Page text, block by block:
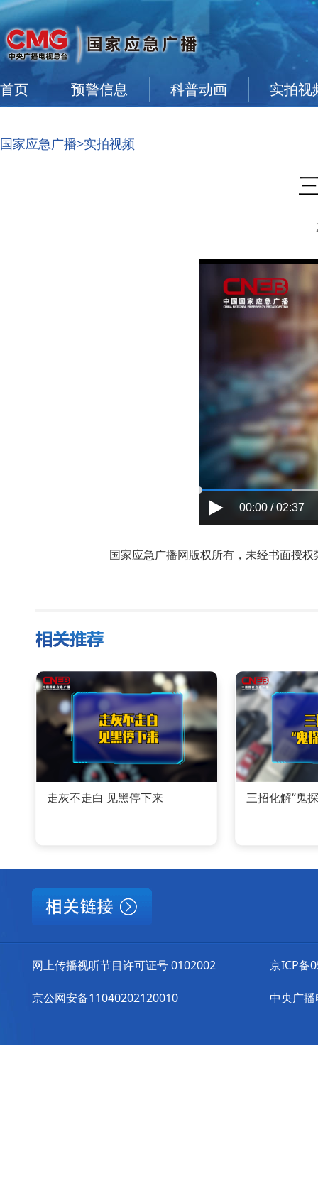
首页 预警信息 科普动画 实拍视
国家应急广播>实拍视频
00:00 / 02:37
国家应急广播网版权所有，未经书面授权
走灰不走白 见黑停下来 三招化解“鬼
网上传播视听节目许可证号 0102002
京公网安备11040202120010
京ICP备
中央广